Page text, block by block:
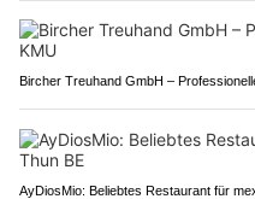
Bircher Treuhand GmbH –
AyDiosMio: Beliebtes Restaurant für